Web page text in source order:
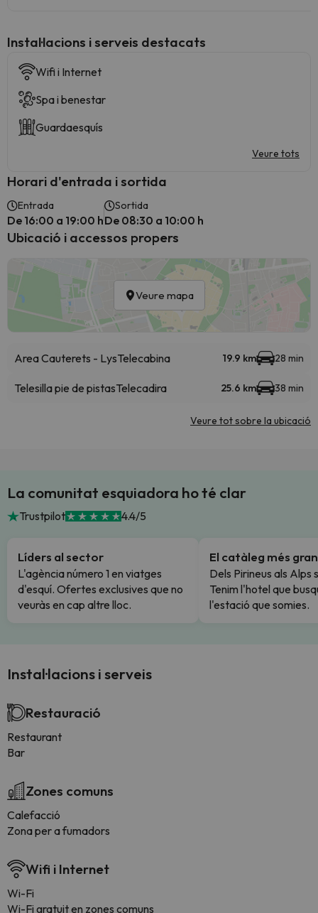
Instal·lacions i serveis destacats
Wifi i Internet
Spa i benestar
Guardaesquís
Veure tots
Horari d'entrada i sortida
Entrada
De 16:00 a 19:00 h
Sortida
De 08:30 a 10:00 h
Ubicació i accessos propers
Veure mapa
Area Cauterets - LysTelecabina 19.9 km 28 min
Telesilla pie de pistasTelecadira 25.6 km 38 min
Veure tot sobre la ubicació
La comunitat esquiadora ho té clar
Trustpilot 4.4/5
Líders al sector
L'agència número 1 en viatges
d'esquí. Ofertes exclusives que no
veuràs en cap altre lloc.
El catàleg més gran
Dels Pirineus als Alps
Tenim l'hotel que
l'estació que somies.
Instal·lacions i serveis
Restauració
Restaurant
Bar
Zones comuns
Calefacció
Zona per a fumadors
Wifi i Internet
Wi-Fi
Wi-Fi gratuit en zones comuns